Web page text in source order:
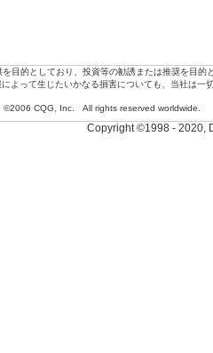
目的としており、投資等の勧誘または推奨を目
よって生じたいかなる損害についても、当社は一
©2006 CQG, Inc. All rights reserved worldwide.
Copyright ©1998 - 2020,